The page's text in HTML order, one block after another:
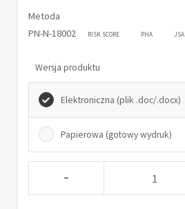
Metoda
PN-N-18002
RISK SCORE PHA JSA
Wersja produktu
Elektroniczna (plik .doc/.docx)
Papierowa (gotowy wydruk)
-